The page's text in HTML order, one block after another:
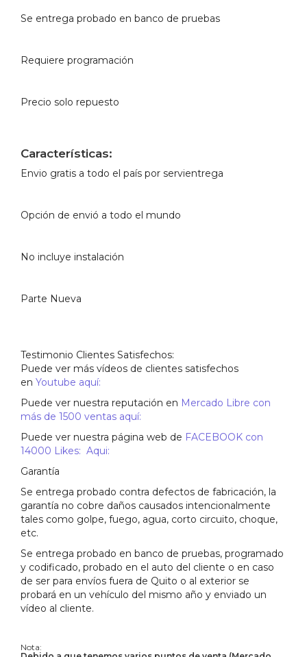
Se entrega probado en banco de pruebas
Requiere programación
Precio solo repuesto
Características:
Envio gratis a todo el país por servientrega
Opción de envió a todo el mundo
No incluye instalación
Parte Nueva
Testimonio Clientes Satisfechos:
Puede ver más vídeos de clientes satisfechos
en Youtube aquí:
Puede ver nuestra reputación en Mercado Libre con
más de 1500 ventas aquí:
Puede ver nuestra página web de FACEBOOK con
14000 Likes: Aqui:
Garantía
Se entrega probado contra defectos de fabricación, la
garantía no cobre daños causados intencionalmente
tales como golpe, fuego, agua, corto circuito, choque,
etc.
Se entrega probado en banco de pruebas, programado
y codificado, probado en el auto del cliente o en caso
de ser para envíos fuera de Quito o al exterior se
probará en un vehículo del mismo año y enviado un
vídeo al cliente.
Nota: